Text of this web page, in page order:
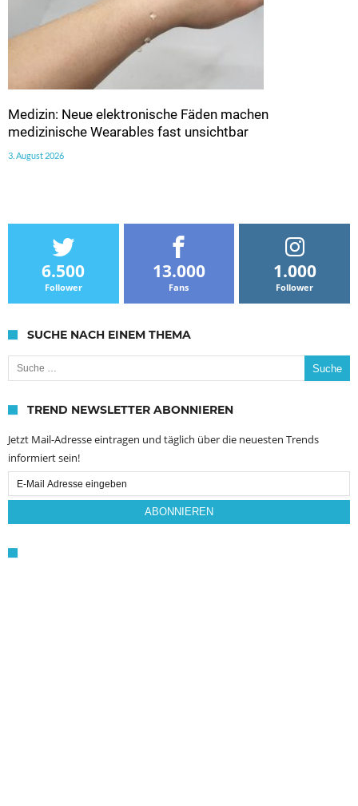
Medizin: Neue elektronische Fäden machen
medizinische Wearables fast unsichtbar
3. August 2026
6.500
Follower
13.000
Fans
1.000
Follower
SUCHE NACH EINEM THEMA
Suche nach:
TREND NEWSLETTER ABONNIEREN
Jetzt Mail-Adresse eintragen und täglich über die neuesten Trends
informiert sein!
Email
Subscription
ABONNIEREN